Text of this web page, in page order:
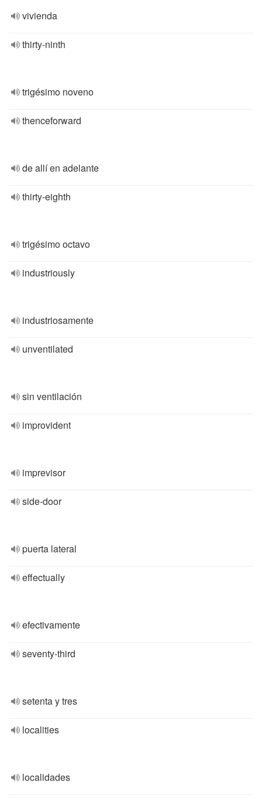
vivienda
thirty-ninth
trigésimo noveno
thenceforward
de allí en adelante
thirty-eighth
trigésimo octavo
industriously
industriosamente
unventilated
sin ventilación
improvident
imprevisor
side-door
puerta lateral
effectually
efectivamente
seventy-third
setenta y tres
localities
localidades